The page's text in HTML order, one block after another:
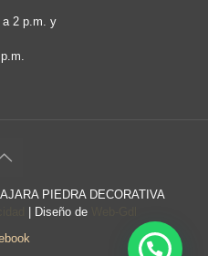
a 2 p.m. y
PIEDRA DECORATIVA
| Diseño de